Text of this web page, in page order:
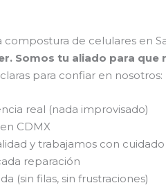
compostura de celulares en
Somos tu aliado para
para confiar en nosotros:
real (nada improvisado)
CDMX
y trabajamos con cuidado
reparación
(sin filas, sin frustraciones)